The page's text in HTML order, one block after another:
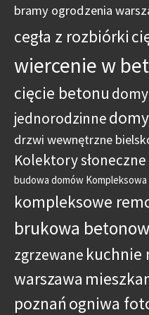
bramy ogrodzenia
cegła z rozbiórki
wiercenie w
cięcie betonu
jednorodzinne
drzwi wewnętrzne
Kolektory słoneczne
budowa domów
kompleksowe
brukowa
zgrzewane kuchnie
warszawa
poznań ogniwa